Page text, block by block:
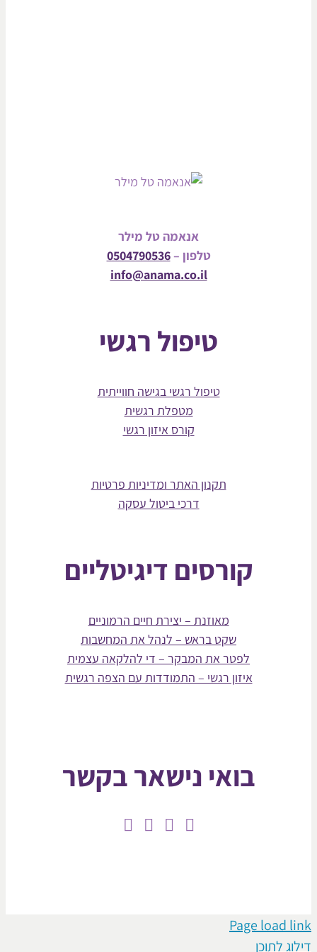
אנאמה טל מילר
טלפון –0504790536
info@anama.co.il
טיפול רגשי
טיפול רגשי בגישה חווייתית
מטפלת רגשית
קורס איזון רגשי
תקנון האתר ומדיניות פרטיות
דרכי ביטול עסקה
קורסים דיגיטליים
מאוזנת – יצירת חיים הרמוניים
שקט בראש – לנהל את המחשבות
לפטר את המבקר – די להלקאה עצמית
איזון רגשי – התמודדות עם הצפה רגשית
בואי נישאר בקשר
Page